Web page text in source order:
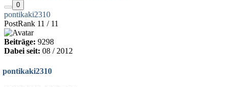
0
pontikaki2310
PostRank 11 / 11
Beiträge: 9298
Dabei seit: 08 / 2012
pontikaki2310